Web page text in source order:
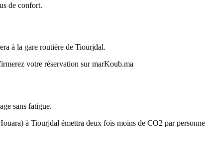
de confort.
à la gare routière de Tiourjdal.
votre réservation sur marKoub.ma
sans fatigue.
à Tiourjdal émettra deux fois moins de CO2 par personne